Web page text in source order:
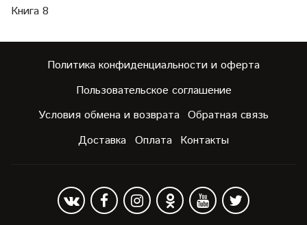
Книга 8
Политика конфиденциальности и оферта
Пользовательское соглашение
Условия обмена и возврата Обратная связь
Доставка Оплата Контакты